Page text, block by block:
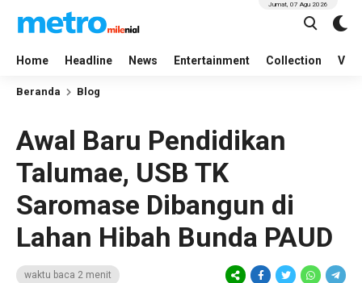
Home Headline News Entertainment Collection
Jumat, 07 Agu 2026
Beranda Blog
Awal Baru Pendidikan
Talumae, USB TK
Saromase Dibangun di
Lahan Hibah Bunda PAUD
waktu baca 2 menit